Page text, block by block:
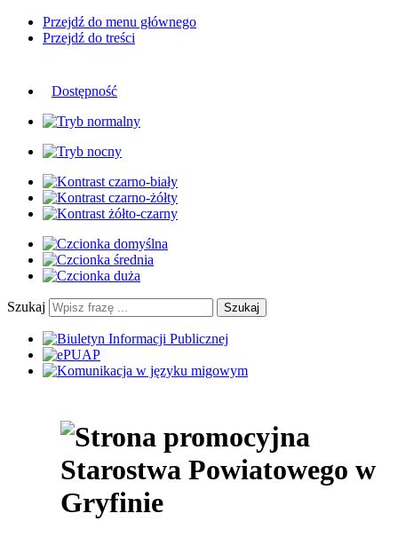
Przejdź do menu głównego
Przejdź do treści
Dostępność
Szukaj Szukaj